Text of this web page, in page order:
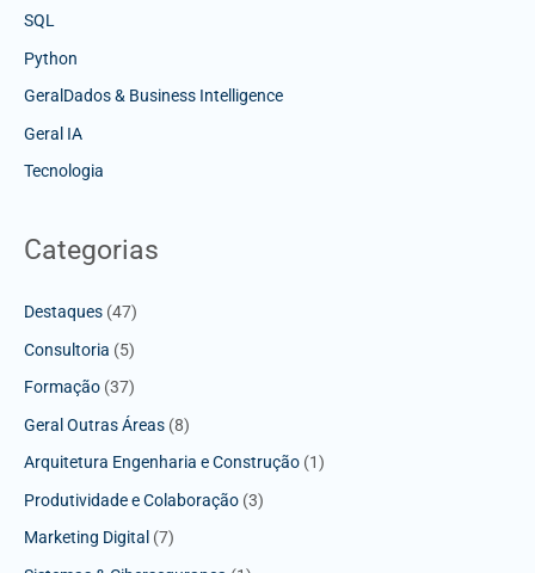
SQL
Python
GeralDados & Business Intelligence
Geral IA
Tecnologia
Categorias
Destaques (47)
Consultoria (5)
Formação (37)
Geral Outras Áreas (8)
Arquitetura Engenharia e Construção (1)
Produtividade e Colaboração (3)
Marketing Digital (7)